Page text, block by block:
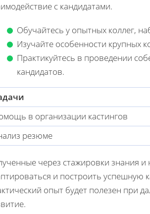
с кандидатами.
Обучайтесь у опытных коллег,
Изучайте особенности крупных
Практикуйтесь в проведении
кандидатов.
в организации кастингов
резюме
через стажировки знания
и построить
опыт будет полезен при